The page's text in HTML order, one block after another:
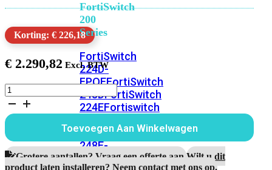
FortiSwitch
200
Series
FortiSwitch
224D-
FPOEFortiSwitch
248DFortiSwitch
224EFortiswitch
POEFortiSwitch
248E-
POEFortiSwitch
Korting: € 226,18
€ 2.290,82
FortiWeb-
VM
Subscription
(1
CPU)
1
Jaar
SOCaaS
Toevoegen Aan Winkelwagen
Grotere aantallen? Vraag een offerte aan.Wilt u dit
product laten installeren? Neem contact met ons op.